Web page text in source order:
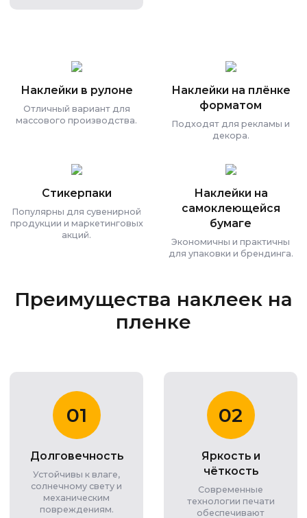
Наклейки в рулоне
Отличный вариант для
массового производства.
Наклейки на плёнке
форматом
Подходят для рекламы и
декора.
Стикерпаки
Популярны для сувенирной
продукции и маркетинговых
акций.
Наклейки на
самоклеющейся
бумаге
Экономичны и практичны
для упаковки и брендинга.
Преимущества наклеек на
пленке
01
Долговечность
Устойчивы к влаге,
солнечному свету и
механическим
повреждениям.
02
Яркость и
чёткость
Современные
технологии печати
обеспечивают